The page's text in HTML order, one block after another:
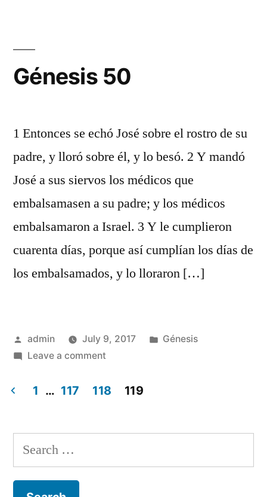
Génesis 50
1 Entonces se echó José sobre el rostro de su
padre, y lloró sobre él, y lo besó. 2 Y mandó
José a sus siervos los médicos que
embalsamasen a su padre; y los médicos
embalsamaron a Israel. 3 Y le cumplieron
cuarenta días, porque así cumplían los días de
los embalsamados, y lo lloraron […]
Posted
by
admin July 9, 2017
Posted
Génesis
Leave a commenton
50
navigation
1 … 117 118 119
Search
for: